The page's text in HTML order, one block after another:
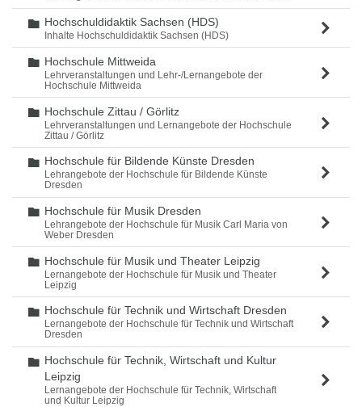
Ordner
Hochschuldidaktik Sachsen (HDS)
Inhalte Hochschuldidaktik Sachsen (HDS)
Ordner
Hochschule Mittweida
Lehrveranstaltungen und Lehr-/Lernangebote der
Hochschule Mittweida
Ordner
Hochschule Zittau / Görlitz
Lehrveranstaltungen und Lernangebote der Hochschule
Zittau / Görlitz
Ordner
Hochschule für Bildende Künste Dresden
Lehrangebote der Hochschule für Bildende Künste
Dresden
Ordner
Hochschule für Musik Dresden
Lehrangebote der Hochschule für Musik Carl Maria von
Weber Dresden
Ordner
Hochschule für Musik und Theater Leipzig
Lernangebote der Hochschule für Musik und Theater
Leipzig
Ordner
Hochschule für Technik und Wirtschaft Dresden
Lernangebote der Hochschule für Technik und Wirtschaft
Dresden
Ordner
Hochschule für Technik, Wirtschaft und Kultur
Leipzig
Lernangebote der Hochschule für Technik, Wirtschaft
und Kultur Leipzig